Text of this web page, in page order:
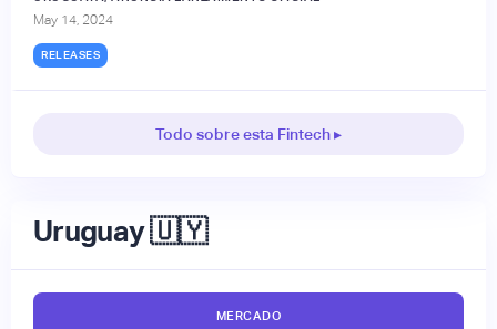
May 14, 2024
RELEASES
Todo sobre esta Fintech ▸
Uruguay 🇺🇾
MERCADO